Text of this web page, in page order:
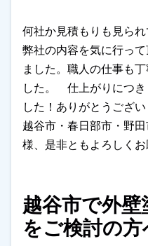
何社か見積もりも見られ
弊社の内容を気に行っ
ました。職人の仕事も
した。 仕上がりにつき
した！ありがとうござい
越谷市・春日部市・野
様、是非ともよろしくお
越谷市で外壁
をご検討の方